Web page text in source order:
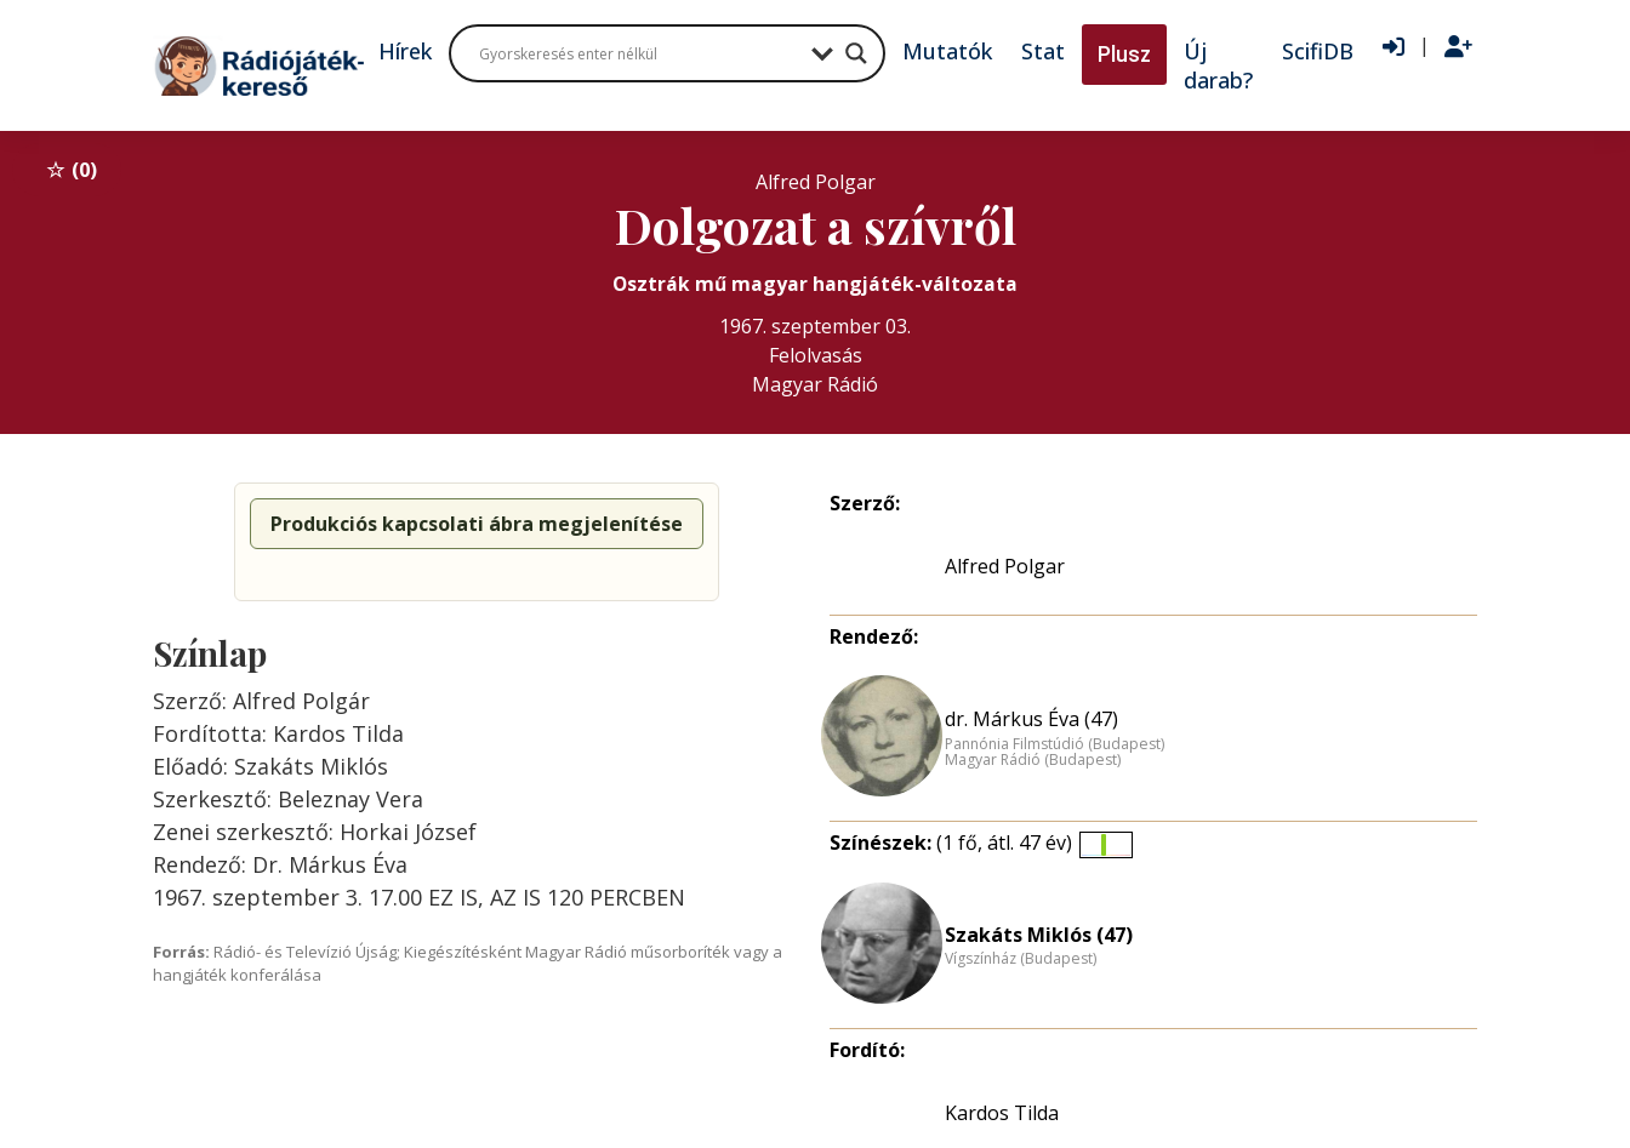
Tovább a tartalomhoz
Hírek Mutatók Stat Plusz
Új
darab?
ScifiDB |
0 Alfred Polgar
Dolgozat a szívről
Osztrák mű magyar hangjáték-változata
1967. szeptember 03.
Felolvasás
Magyar Rádió
Produkciós kapcsolati ábra megjelenítése
Színlap
Szerző: Alfred Polgár
Fordította: Kardos Tilda
Előadó: Szakáts Miklós
Szerkesztő: Beleznay Vera
Zenei szerkesztő: Horkai József
Rendező: Dr. Márkus Éva
1967. szeptember 3. 17.00 EZ IS, AZ IS 120 PERCBEN
Forrás: Rádió- és Televízió Újság; Kiegészítésként Magyar Rádió műsorboríték vagy a
hangjáték konferálása
Szerző:
Alfred Polgar
Rendező:
dr. Márkus Éva (47)
Pannónia Filmstúdió (Budapest)
Magyar Rádió (Budapest)
Színészek:(1 fő, átl. 47 év)
nagyítása
Szakáts Miklós (47)
Vígszínház (Budapest)
Fordító:
Kardos Tilda